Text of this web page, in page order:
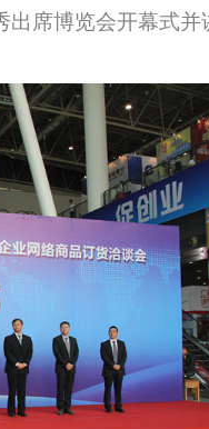
席博览会开幕式并